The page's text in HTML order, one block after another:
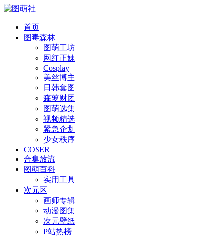
首页
图毒森林
图萌工坊
网红正妹
Cosplay
美丝博主
日韩套图
森萝财团
图萌选集
视频精选
紧急企划
少女秩序
COSER
合集放流
图萌百科
实用工具
次元区
画师专辑
动漫图集
次元壁纸
P站热榜